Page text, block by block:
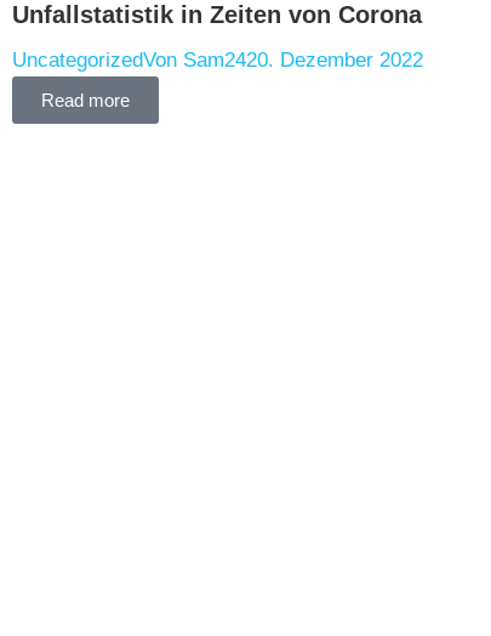
Unfallstatistik in Zeiten von Corona
UncategorizedVon Sam2420. Dezember 2022
Read more